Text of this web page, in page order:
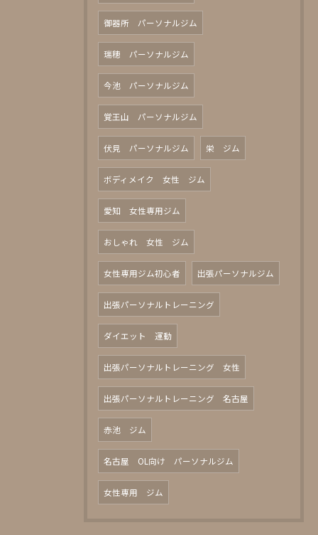
御器所 パーソナルジム
瑞穂 パーソナルジム
今池 パーソナルジム
覚王山 パーソナルジム
伏見 パーソナルジム 栄 ジム
ボディメイク 女性 ジム
愛知 女性専用ジム
おしゃれ 女性 ジム
女性専用ジム初心者 出張パーソナルジム
出張パーソナルトレーニング
ダイエット 運動
出張パーソナルトレーニング 女性
出張パーソナルトレーニング 名古屋
赤池 ジム
名古屋 OL向け パーソナルジム
女性専用 ジム